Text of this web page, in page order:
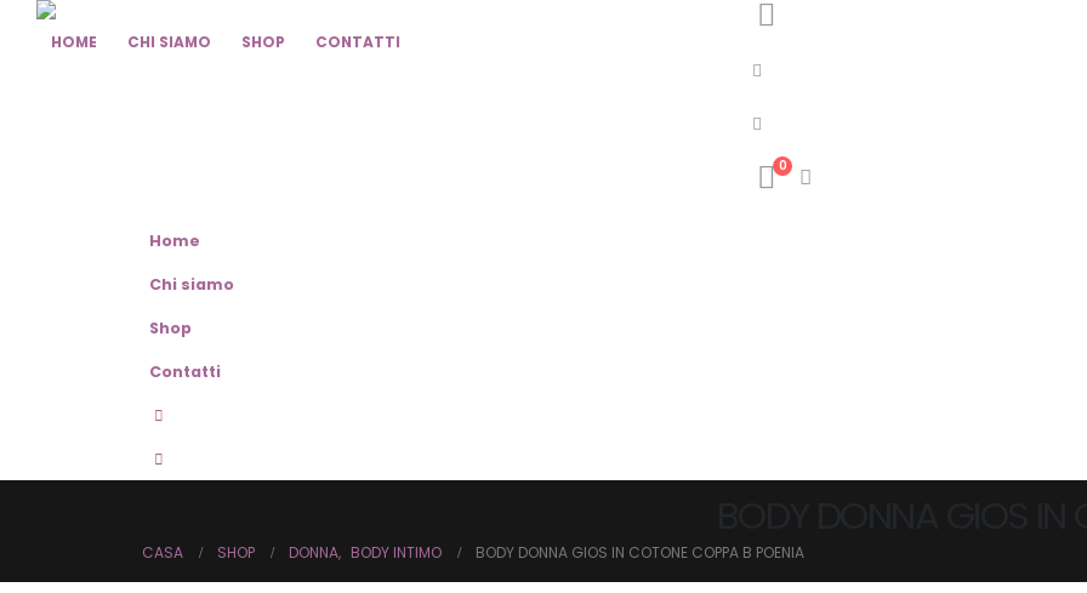
HOME CHI SIAMO SHOP CONTATTI
0
Home
Chi siamo
Shop
Contatti
CASA SHOP DONNA, BODY INTIMO BODY DONNA GIOS IN COTONE COPPA B POENIA